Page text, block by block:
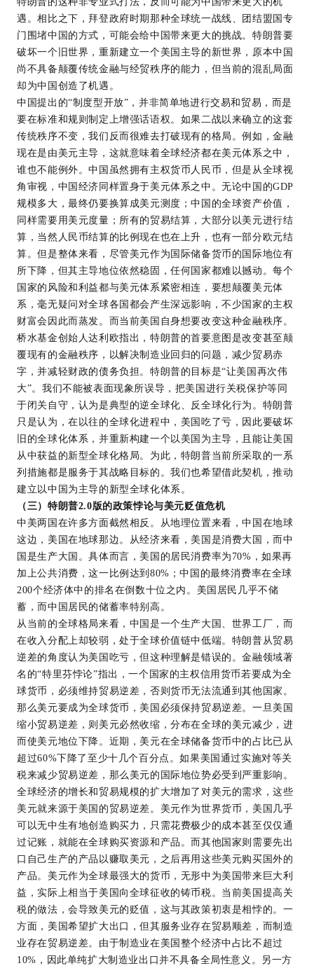
遇。相比之下，拜登政府时期那种全球统一战线、团结盟国专
门围堵中国的方式，可能会给中国带来更大的挑战。特朗普要
破坏一个旧世界，重新建立一个美国主导的新世界，原本中国
尚不具备颠覆传统金融与经贸秩序的能力，但当前的混乱局面
却为中国创造了机遇。
中国提出的“制度型开放”，并非简单地进行交易和贸易，而是
要在标准和规则制定上增强话语权。如果二战以来确立的这套
传统秩序不变，我们反而很难去打破现有的格局。例如，金融
现在是由美元主导，这就意味着全球经济都在美元体系之中，
谁也不能例外。中国虽然拥有主权货币人民币，但是从全球视
角审视，中国经济同样置身于美元体系之中。无论中国的GDP
规模多大，最终仍要换算成美元测度；中国的全球资产价值，
同样需要用美元度量；所有的贸易结算，大部分以美元进行结
算，当然人民币结算的比例现在也在上升，也有一部分欧元结
算。但是整体来看，尽管美元作为国际储备货币的国际地位有
所下降，但其主导地位依然稳固，任何国家都难以撼动。每个
国家的风险和利益都与美元体系紧密相连，要想颠覆美元体
系，毫无疑问对全球各国都会产生深远影响，不少国家的主权
财富会因此而蒸发。而当前美国自身想要改变这种金融秩序。
桥水基金创始人达利欧指出，特朗普的首要意图是改变甚至颠
覆现有的金融秩序，以解决制造业回归的问题，减少贸易赤
字，并减轻财政的债务负担。特朗普的目标是“让美国再次伟
大”。我们不能被表面现象所误导，把美国进行关税保护等同
于闭关自守，认为是典型的逆全球化、反全球化行为。特朗普
只是认为，在以往的全球化进程中，美国吃了亏，因此要破坏
旧的全球化体系，并重新构建一个以美国为主导，且能让美国
从中获益的新型全球化格局。为此，特朗普当前所采取的一系
列措施都是服务于其战略目标的。我们也希望借此契机，推动
建立以中国为主导的新型全球化体系。
（三）特朗普2.0版的政策悖论与美元贬值危机
中美两国在许多方面截然相反。从地理位置来看，中国在地球
这边，美国在地球那边。从经济来看，美国是消费大国，而中
国是生产大国。具体而言，美国的居民消费率为70%，如果再
加上公共消费，这一比例达到80%；中国的最终消费率在全球
200个经济体中的排名在倒数十位之内。美国居民几乎不储
蓄，而中国居民的储蓄率特别高。
从当前的全球格局来看，中国是一个生产大国、世界工厂，而
在收入分配上却较弱，处于全球价值链中低端。特朗普从贸易
逆差的角度认为美国吃亏，但这种理解是错误的。金融领域著
名的“特里芬悖论”指出，一个国家的主权信用货币若要成为全
球货币，必须维持贸易逆差，否则货币无法流通到其他国家。
那么美元要成为全球货币，美国必须保持贸易逆差。一旦美国
缩小贸易逆差，则美元必然收缩，分布在全球的美元减少，进
而使美元地位下降。近期，美元在全球储备货币中的占比已从
超过60%下降了至少十几个百分点。如果美国通过实施对等关
税来减少贸易逆差，那么美元的国际地位势必受到严重影响。
全球经济的增长和贸易规模的扩大增加了对美元的需求，这些
美元就来源于美国的贸易逆差。美元作为世界货币，美国几乎
可以无中生有地创造购买力，只需花费极少的成本甚至仅仅通
过记账，就能在全球购买资源和产品。而其他国家则需要先出
口自己生产的产品以赚取美元，之后再用这些美元购买国外的
产品。美元作为全球最强大的货币，无形中为美国带来巨大利
益，实际上相当于美国向全球征收的铸币税。当前美国提高关
税的做法，会导致美元的贬值，这与其政策初衷是相悖的。一
方面，美国希望扩大出口，但其服务业存在贸易顺差，而制造
业存在贸易逆差。由于制造业在美国整个经济中占比不超过
10%，因此单纯扩大制造业出口并不具备全局性意义。另一方